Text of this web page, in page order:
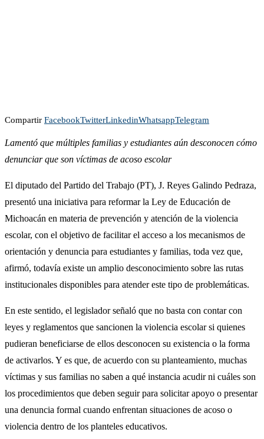
Compartir FacebookTwitterLinkedinWhatsappTelegram
Lamentó que múltiples familias y estudiantes aún desconocen cómo
denunciar que son víctimas de acoso escolar
El diputado del Partido del Trabajo (PT), J. Reyes Galindo Pedraza,
presentó una iniciativa para reformar la Ley de Educación de
Michoacán en materia de prevención y atención de la violencia
escolar, con el objetivo de facilitar el acceso a los mecanismos de
orientación y denuncia para estudiantes y familias, toda vez que,
afirmó, todavía existe un amplio desconocimiento sobre las rutas
institucionales disponibles para atender este tipo de problemáticas.
En este sentido, el legislador señaló que no basta con contar con
leyes y reglamentos que sancionen la violencia escolar si quienes
pudieran beneficiarse de ellos desconocen su existencia o la forma
de activarlos. Y es que, de acuerdo con su planteamiento, muchas
víctimas y sus familias no saben a qué instancia acudir ni cuáles son
los procedimientos que deben seguir para solicitar apoyo o presentar
una denuncia formal cuando enfrentan situaciones de acoso o
violencia dentro de los planteles educativos.